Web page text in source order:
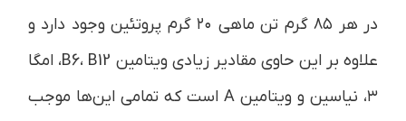
در هر ۸۵ گرم تن ماهی ۲۰ گرم پروتئین وجود دارد و
علاوه بر این حاوی مقادیر زیادی ویتامین B6، B12، امگا
۳، نیاسین و ویتامین A است که تمامی این‌ها موجب